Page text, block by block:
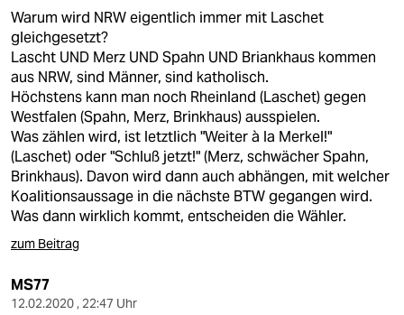
Warum wird NRW eigentlich immer mit Laschet
gleichgesetzt?
Lascht UND Merz UND Spahn UND Briankhaus kommen
aus NRW, sind Männer, sind katholisch.
Höchstens kann man noch Rheinland (Laschet) gegen
Westfalen (Spahn, Merz, Brinkhaus) ausspielen.
Was zählen wird, ist letztlich "Weiter à la Merkel!"
(Laschet) oder "Schluß jetzt!" (Merz, schwächer Spahn,
Brinkhaus). Davon wird dann auch abhängen, mit welcher
Koalitionsaussage in die nächste BTW gegangen wird.
Was dann wirklich kommt, entscheiden die Wähler.
zum Beitrag
MS77
12.02.2020 , 22:47 Uhr